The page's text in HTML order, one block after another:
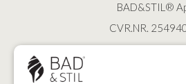
BAD&STIL®
CVR.NR.
2100 KØBENHAVN •